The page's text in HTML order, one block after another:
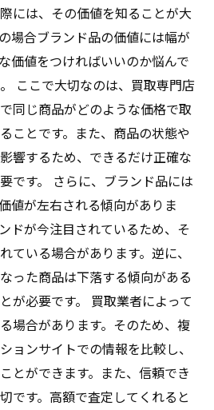
には、その価値を知ることが大
場合ブランド品の価値には幅が
価値をつければいいのか悩んで
ここで大切なのは、買取専門店
同じ商品がどのような価格で取
ことです。また、商品の状態や
響するため、できるだけ正確な
です。 さらに、ブランド品には
値が左右される傾向がありま
ドが今注目されているため、そ
ている場合があります。逆に、
った商品は下落する傾向がある
が必要です。 買取業者によって
場合があります。そのため、複
ョンサイトでの情報を比較し、
とができます。また、信頼でき
です。高額で査定してくれると